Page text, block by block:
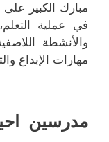
مبارك الكبير
في عملية
والأنشطة
مهارات الإبداع
مدرسين